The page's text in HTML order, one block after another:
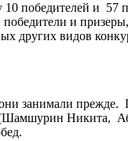
победителей и 57
и
других видов
прежде.
Никита,